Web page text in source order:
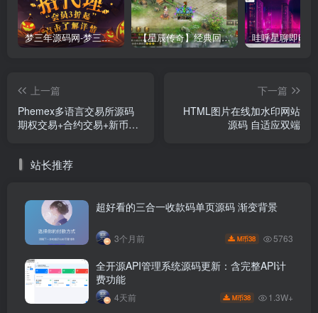
梦三年源码网-梦三年ym会员代理详情 【星辰传奇】经典回合制手游+安卓端+GM工具+详细搭建教程
上一篇
Phemex多语言交易所源码
期权交易+合约交易+新币申
后+后端PHP
下一篇
HTML图片在线加水印网站
源码 自适应双端
站长推荐
超好看的三合一收款码单页源码 渐变背景
3个月前 M币38 5763
全开源API管理系统源码更新：含完整API计
费功能
4天前 M币38 1.3W+